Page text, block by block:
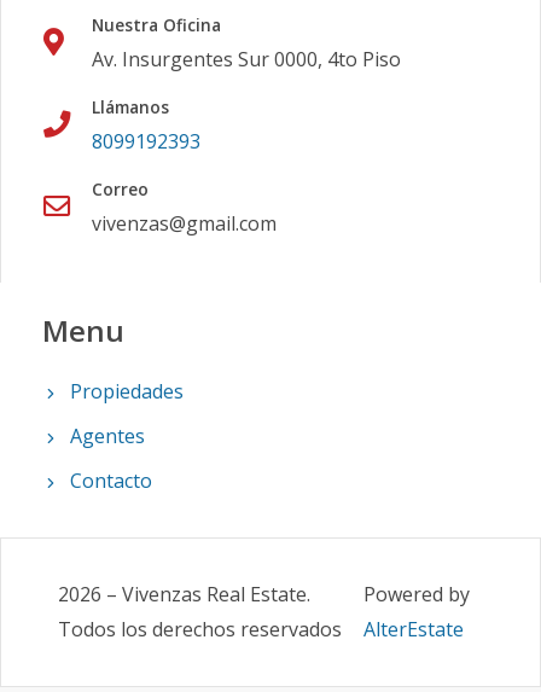
Nuestra Oficina
Av. Insurgentes Sur 0000, 4to Piso
Llámanos
8099192393
Correo
vivenzas@gmail.com
Menu
Propiedades
Agentes
Contacto
2026 – Vivenzas Real Estate.
Todos los derechos reservados
Powered by
AlterEstate